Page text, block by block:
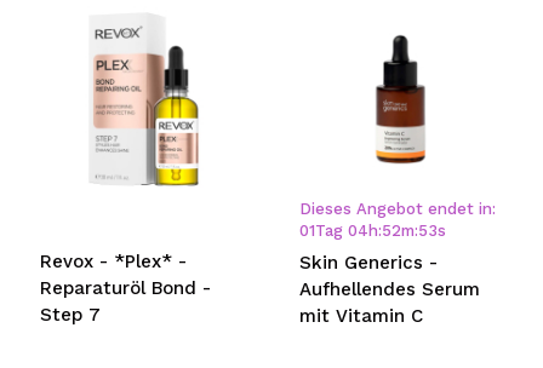
Würden Sie diesen Kauf empfehlen?
Revox - *Plex* -
Reparaturöl Bond -
Step 7
Dieses Angebot endet in:
01Tag 04 h:52m:52s
Skin Generics -
Aufhellendes Serum
mit Vitamin C